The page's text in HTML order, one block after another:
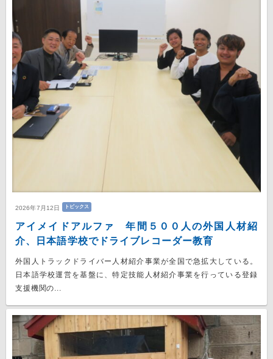
2026年7月12日 トピックス
アイメイドアルファ 年間５００人の外国人材紹
介、日本語学校でドライブレコーダー教育
外国人トラックドライバー人材紹介事業が全国で急拡大している。
日本語学校運営を基盤に、特定技能人材紹介事業を行っている登録
支援機関の...